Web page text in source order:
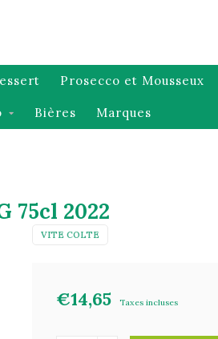
Prosecco et Mousseux
Bières Marques
75cl 2022
VITE COLTE
€14,65 Taxes incluses